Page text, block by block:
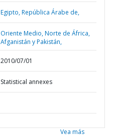
Egipto,República Árabe de,
Oriente Medio, Norte de África,
Afganistán y Pakistán,
2010/07/01
Statistical annexes
Vea más